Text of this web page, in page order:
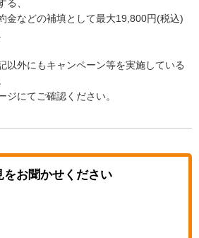
る、
金などの補填として最大19,800円(税込)
以外にもキャンペーン等を実施している
ジにてご確認ください。
お聞かせください